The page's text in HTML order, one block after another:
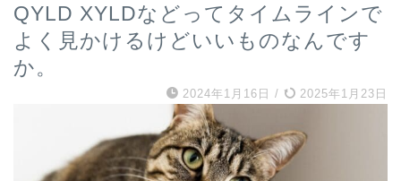
QYLD XYLDなどってタイムラインで
よく見かけるけどいいものなんです
か。
2024年1月16日 / 2025年1月23日